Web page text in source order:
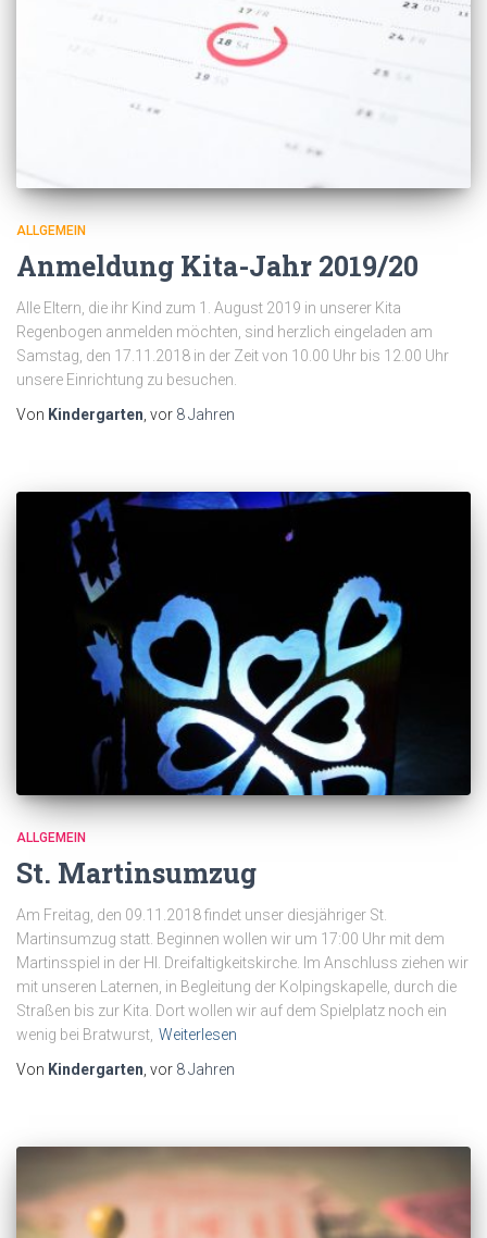
ALLGEMEIN
Anmeldung Kita-Jahr 2019/20
Alle Eltern, die ihr Kind zum 1. August 2019 in unserer Kita
Regenbogen anmelden möchten, sind herzlich eingeladen am
Samstag, den 17.11.2018 in der Zeit von 10.00 Uhr bis 12.00 Uhr
unsere Einrichtung zu besuchen.
Von Kindergarten, vor 8 Jahren
ALLGEMEIN
St. Martinsumzug
Am Freitag, den 09.11.2018 findet unser diesjähriger St.
Martinsumzug statt. Beginnen wollen wir um 17:00 Uhr mit dem
Martinsspiel in der Hl. Dreifaltigkeitskirche. Im Anschluss ziehen wir
mit unseren Laternen, in Begleitung der Kolpingskapelle, durch die
Straßen bis zur Kita. Dort wollen wir auf dem Spielplatz noch ein
wenig bei Bratwurst, Weiterlesen
Von Kindergarten , vor 8 Jahren